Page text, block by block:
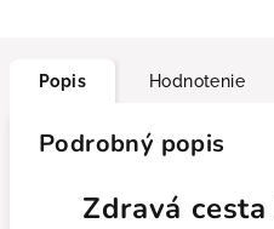
Popis Hodnotenie
Podrobný popis
Zdravá